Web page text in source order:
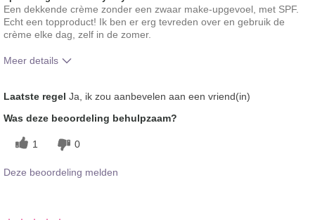
Een dekkende crème zonder een zwaar make-upgevoel, met SPF.
Echt een topproduct! Ik ben er erg tevreden over en gebruik de
crème elke dag, zelf in de zomer.
Meer details
met andere door je gebruikte merken
decoratieve make-up?
Laatste regel Ja, ik zou aanbevelen aan een vriend(in)
Was deze beoordeling behulpzaam?
1 0
Deze beoordeling melden